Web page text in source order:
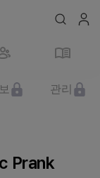
Prank
관리